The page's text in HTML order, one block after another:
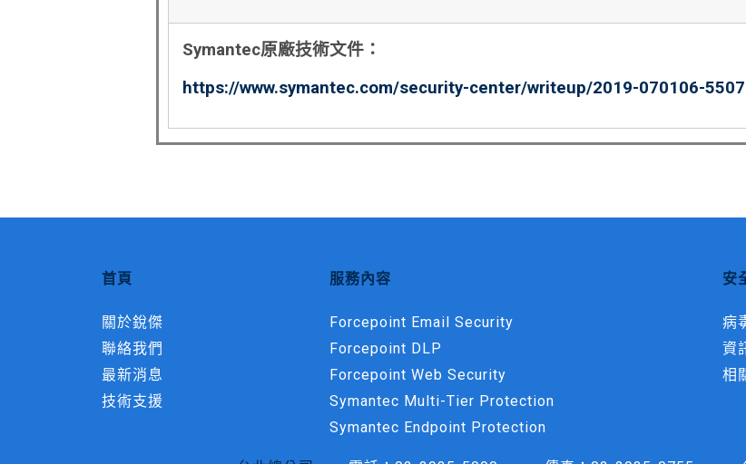
Symantec原廠技術文件：
https://www.symantec.com/security-center/writeup/2019-070106-
首頁
關於銳傑
聯絡我們
最新消息
技術支援
服務內容
Forcepoint Email Security
Forcepoint DLP
Forcepoint Web Security
Symantec Multi-Tier Protection
Symantec Endpoint Protection
安
病
資
相